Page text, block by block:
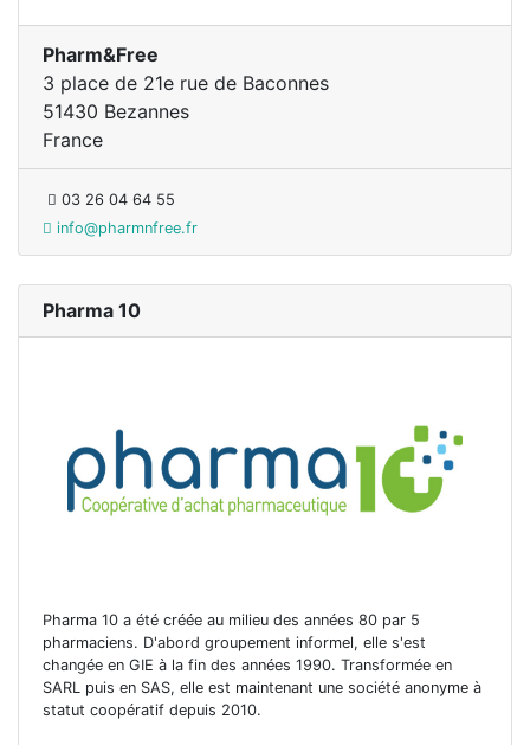
Pharm&Free
3 place de 21e rue de Baconnes
51430 Bezannes
France
03 26 04 64 55
info@pharmnfree.fr
Pharma 10
Pharma 10 a été créée au milieu des années 80 par 5
pharmaciens. D'abord groupement informel, elle s'est
changée en GIE à la fin des années 1990. Transformée en
SARL puis en SAS, elle est maintenant une société anonyme à
statut coopératif depuis 2010.